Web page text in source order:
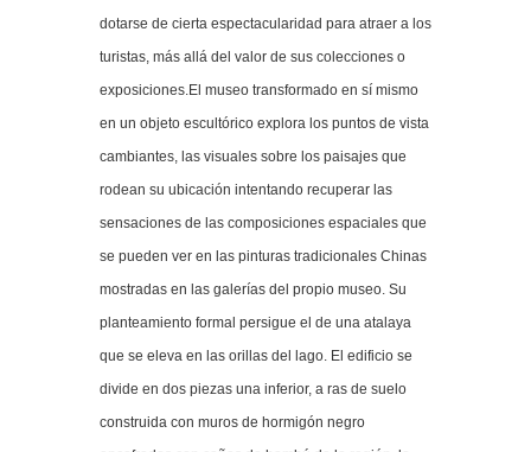
dotarse de cierta espectacularidad para atraer a los
turistas, más allá del valor de sus colecciones o
exposiciones.El museo transformado en sí mismo
en un objeto escultórico explora los puntos de vista
cambiantes, las visuales sobre los paisajes que
rodean su ubicación intentando recuperar las
sensaciones de las composiciones espaciales que
se pueden ver en las pinturas tradicionales Chinas
mostradas en las galerías del propio museo. Su
planteamiento formal persigue el de una atalaya
que se eleva en las orillas del lago. El edificio se
divide en dos piezas una inferior, a ras de suelo
construida con muros de hormigón negro